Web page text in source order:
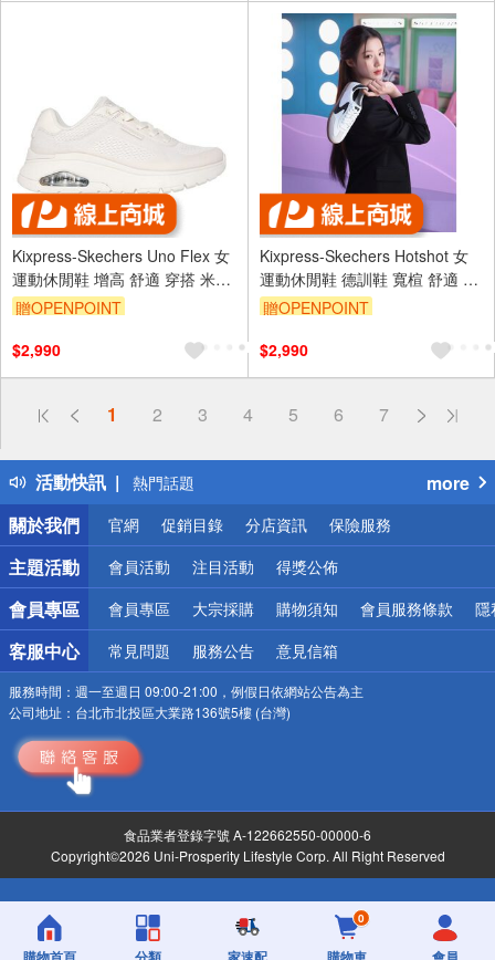
Kixpress-Skechers Uno Flex 女
運動休閒鞋 增高 舒適 穿搭 米
[177794OFWT]
贈OPENPOINT
$2,990
Kixpress-Skechers Hotshot 女
運動休閒鞋 德訓鞋 寬楦 舒適 穿
搭 白 黑 [185322WWBK]
贈OPENPOINT
$2,990
1 2 3 4 5 6 7
活動快訊
偏遠地區配送
得獎公告
熱門話題
銀行優惠
偏遠地區配送
詐騙網頁！請小心！
more
關於我們
官網 促銷目錄 分店資訊 保險服務
主題活動 會員活動 注目活動 得獎公佈
會員專區 會員專區 大宗採購 購物須知 會員服務條款 隱
客服中心 常見問題 服務公告 意見信箱
服務時間： 週一至週日 09:00-21:00，例假日依網站公告為主
公司地址： 台北市北投區大業路136號5樓 (台灣)
食品業者登錄字號 A-122662550-00000-6
Copyright©2026 Uni-Prosperity Lifestyle Corp. All Right Reserved
0